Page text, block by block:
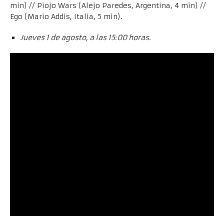
min) // Piojo Wars (Alejo Paredes, Argentina, 4 min) //
Ego (Mario Addis, Italia, 5 min).
Jueves 1 de agosto, a las 15:00 horas.